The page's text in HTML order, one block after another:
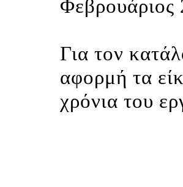
Φεβρουάριος
Για τον
αφορμή τα
χρόνια του